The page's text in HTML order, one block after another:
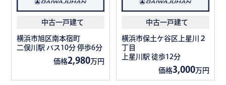
中古一戸建て
横浜市旭区南本宿町
二俣川駅 バス10分 停歩6分
価格2,980万円
中古一戸建て
横浜市保土ケ谷区上星川２
丁目
上星川駅 徒歩12分
価格3,000万円